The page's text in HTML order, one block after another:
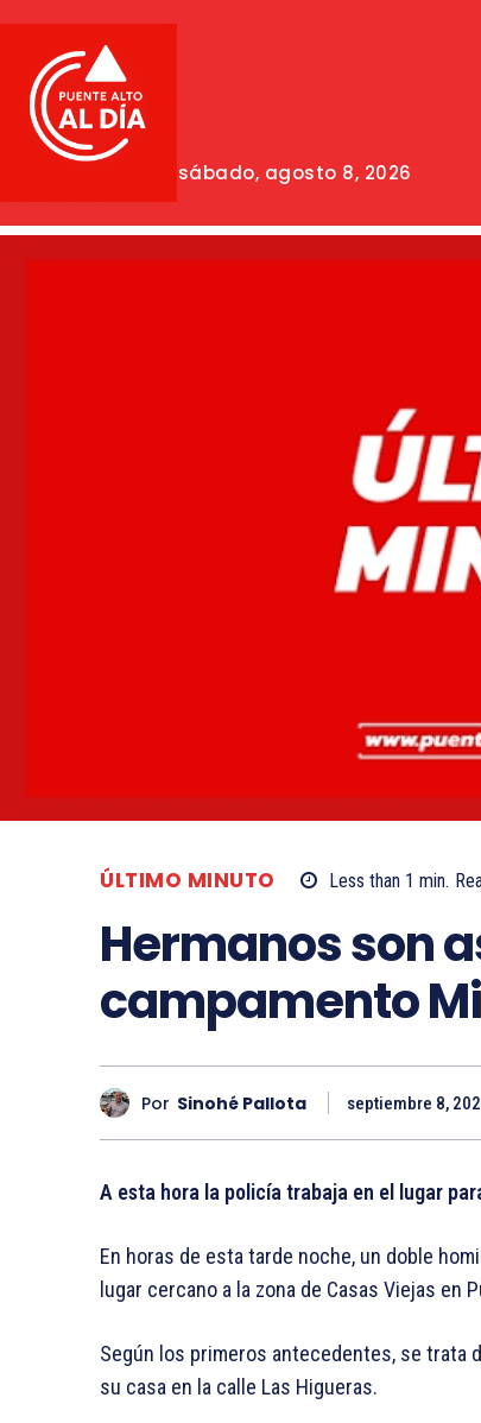
sábado, agosto 8, 2026
ÚLTIMO MINUTO Less than 1 min.
Hermanos son
campamento
Por Sinohé Pallota septiembre 8,
A esta hora la policía trabaja en el lugar
En horas de esta tarde noche, un doble
lugar cercano a la zona de Casas Viejas en
Según los primeros antecedentes, se trata
su casa en la calle Las Higueras.